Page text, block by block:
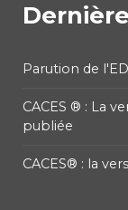
Parution de
CACES ® : La
publiée
CACES® : la